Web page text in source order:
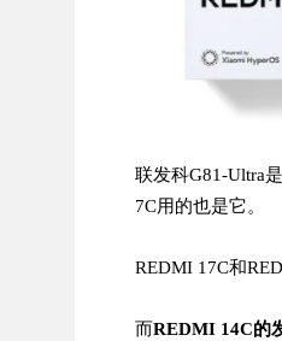
联发科G81-Ultra
7C用的也是它。
REDMI 17C和
而REDMI 14C的